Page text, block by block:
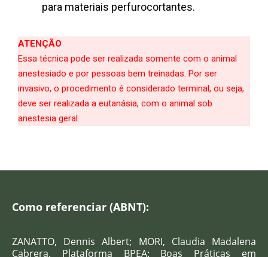
para materiais perfurocortantes.
ATENÇÃO
Essa técnica pode ser realizada somente com o animal
anestesiado e por pessoas bem treinadas. Por ser
invasivo, o procedimento é considerado terminal, ou seja,
deve ser realizada a eutanásia, com o animal sob
anestesia geral.
Como referenciar (ABNT):
ZANATTO, Dennis Albert; MORI, Claudia Madalena
Cabrera. Plataforma BPEA: Boas Práticas em